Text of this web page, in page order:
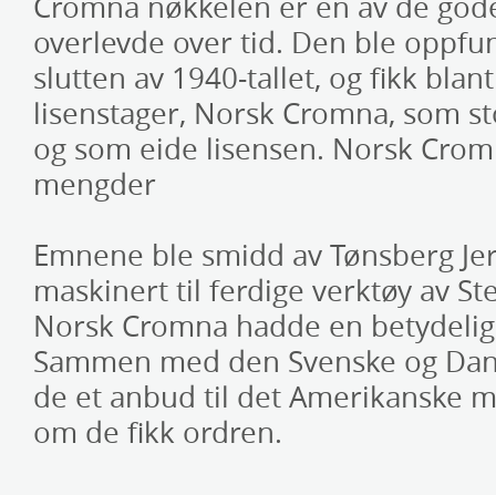
overlevde over tid. Den ble
slutten av 1940-tallet, og fikk
lisenstager, Norsk Cromna, som
og som eide lisensen. Norsk
mengder
Emnene ble smidd av Tønsberg
maskinert til ferdige verktøy av
Norsk Cromna hadde en
Sammen med den Svenske og
de et anbud til det Amerikanske
om de fikk ordren.